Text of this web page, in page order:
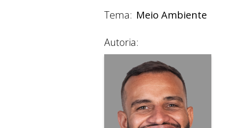
Tema: Meio Ambiente
Autoria: